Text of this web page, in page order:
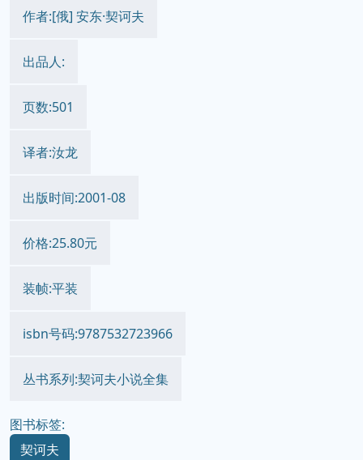
作者:[俄] 安东·契诃夫
出品人:
页数:501
译者:汝龙
出版时间:2001-08
价格:25.80元
装帧:平装
isbn号码:9787532723966
丛书系列:契诃夫小说全集
图书标签:
契诃夫